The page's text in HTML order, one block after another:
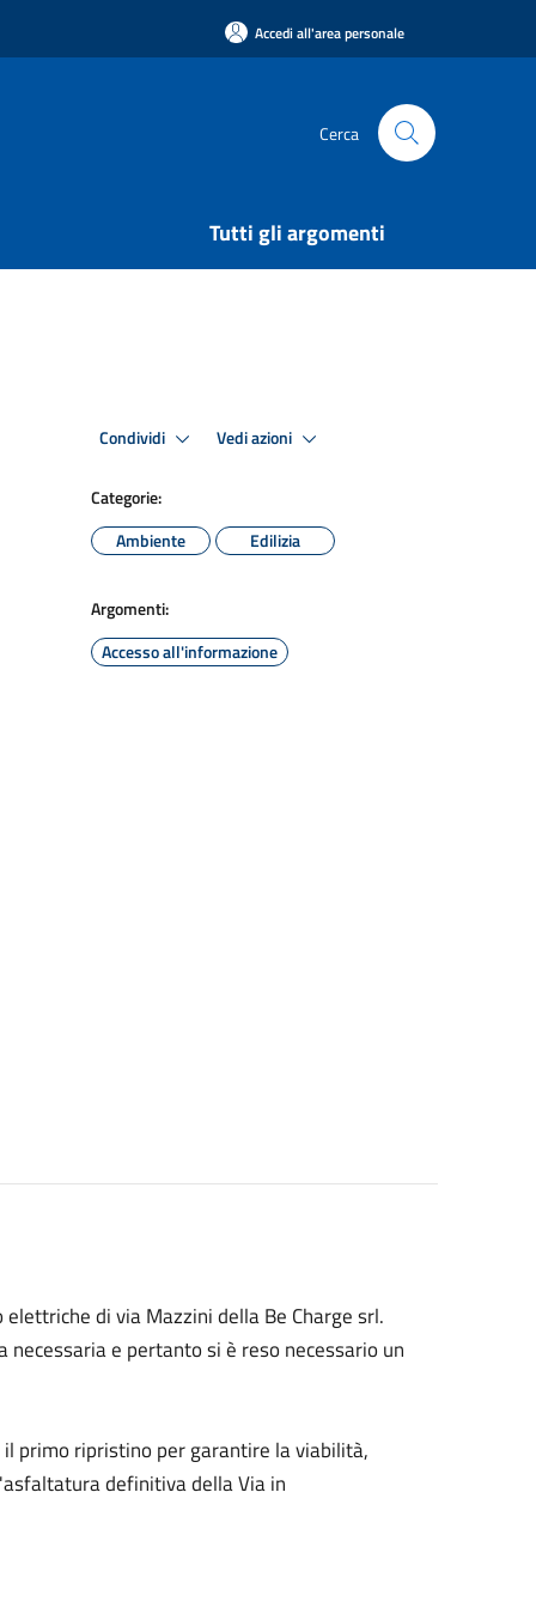
Accedi all'area personale
Cerca
Tutti gli argomenti
Condividi Vedi azioni
Categorie:
Ambiente
Edilizia
Argomenti:
Accesso all'informazione
di via Mazzini della Be Charge srl.
e pertanto si è reso necessario un
primo ripristino per garantire la viabilità,
definitiva della Via in